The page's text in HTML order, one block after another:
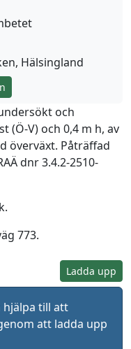
Hälsingland
och
(Ö-V) och 0,4 m h, av
överväxt. Påträffad
dnr 3.4.2-2510-
773.
Ladda upp
hjälpa till att
att ladda upp